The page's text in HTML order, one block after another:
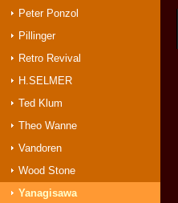
Peter Ponzol
Pillinger
Retro Revival
H.SELMER
Ted Klum
Theo Wanne
Vandoren
Wood Stone
Yanagisawa